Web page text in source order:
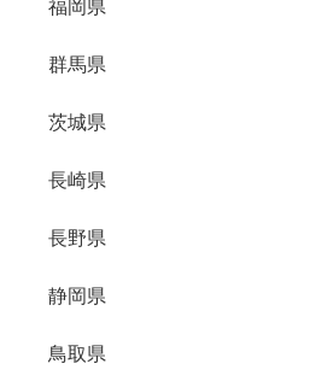
福岡県
群馬県
茨城県
長崎県
長野県
静岡県
鳥取県